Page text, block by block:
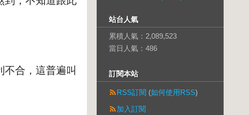
合，這普遍叫
站台人氣
累積人氣： 2,089,523
當日人氣： 486
訂閱本站
RSS訂閱 (如何使用RSS)
加入訂閱